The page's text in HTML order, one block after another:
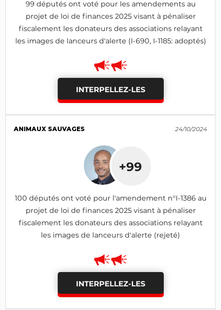
99 députés ont voté pour les amendements au
projet de loi de finances 2025 visant à pénaliser
fiscalement les donateurs des associations relayant
les images de lanceurs d'alerte (I-690, I-1185: adoptés)
INTERPELLEZ-LES
ANIMAUX SAUVAGES 24/10/2024
+99
100 députés ont voté pour l'amendement n°I-1386 au
projet de loi de finances 2025 visant à pénaliser
fiscalement les donateurs des associations relayant
les images de lanceurs d'alerte (rejeté)
INTERPELLEZ-LES